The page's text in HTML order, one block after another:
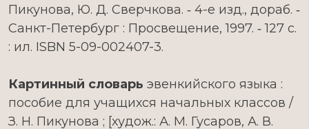
Пикунова, Ю. Д. Сверчкова. ‑ 4-е изд., дораб. ‑
Санкт-Петербург : Просвещение, 1997. ‑ 127 с.
: ил. ISBN 5-09-002407-3.
Картинный словарь эвенкийского языка :
пособие для учащихся начальных классов /
З. Н. Пикунова ; [худож.: А. М. Гусаров, А. В.